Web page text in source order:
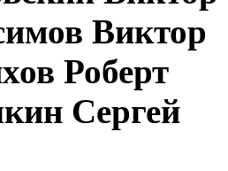
Виктор
Роберт
Сергей